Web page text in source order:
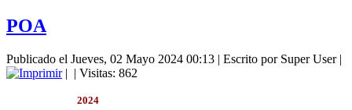
POA
Publicado el Jueves, 02 Mayo 2024 00:13 | Escrito por Super User|
| | Visitas: 862
2024